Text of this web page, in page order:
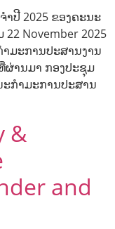
າປີ 2025 ຂອງຄະນະ
November 2025
ມະການປະສານງານ
ຜ່ານມາ ກອງປະຊຸມ
ະກໍາມະການປະສານ
&
and